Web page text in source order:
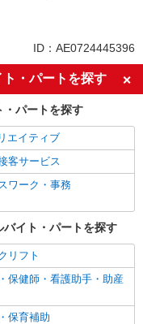
務（1日4h以内）OK
給
・食事補助
ID：AE0724445396
・パートを探す
・パートを探す
エイティブ
客サービス
ワーク・事務
イト・パートを探す
リフト
保健師・看護助手・助産
保育補助